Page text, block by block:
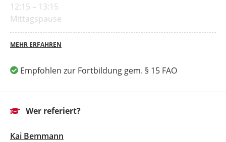
12:15 – 13:15
Mittagspause
MEHR ERFAHREN
Empfohlen zur Fortbildung gem. § 15 FAO
Wer referiert?
Kai Bemmann